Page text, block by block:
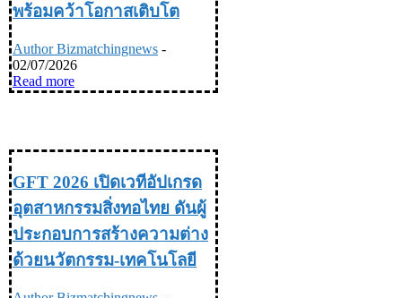
พร้อมคว้าโอกาสเติบโต
Author Bizmatchingnews -
02/07/2026
Read more
GFT 2026 เปิดเวทีอัปเกรด
อุตสาหกรรมสิ่งทอไทย ดันผู้
ประกอบการสร้างความต่าง
ด้วยนวัตกรรม-เทคโนโลยี